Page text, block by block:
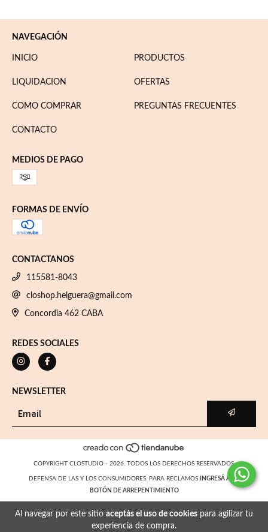
Al navegar por este sitio aceptás el uso de cookies para agilizar tu
experiencia de compra.
NAVEGACIÓN
INICIO PRODUCTOS
LIQUIDACION OFERTAS
COMO COMPRAR PREGUNTAS FRECUENTES
CONTACTO
MEDIOS DE PAGO
FORMAS DE ENVÍO
CONTACTANOS
115581-8043
closhop.helguera@gmail.com
Concordia 462 CABA
REDES SOCIALES
NEWSLETTER
COPYRIGHT CLOSTUDIO - 2026. TODOS LOS DERECHOS RESERVADOS.
DEFENSA DE LAS Y LOS CONSUMIDORES. PARA RECLAMOS
INGRESÁ ACÁ.
BOTÓN DE ARREPENTIMIENTO